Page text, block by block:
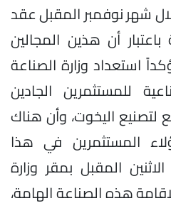
شهر نوفمبر المقبل عقد
أن هذين المجالين
استعداد وزارة الصناعة
للمستثمرين الجادين
لتصنيع اليخوت، وأن هناك
المستثمرين في هذا
المقبل بمقر وزارة
هذه الصناعة الهامة،